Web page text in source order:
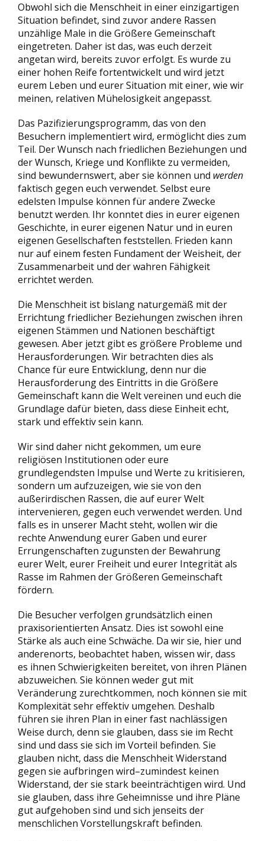
Obwohl sich die Menschheit in einer einzigartigen
Situation befindet, sind zuvor andere Rassen
unzählige Male in die Größere Gemeinschaft
eingetreten. Daher ist das, was euch derzeit
angetan wird, bereits zuvor erfolgt. Es wurde zu
einer hohen Reife fortentwickelt und wird jetzt
eurem Leben und eurer Situation mit einer, wie wir
meinen, relativen Mühelosigkeit angepasst.
Das Pazifizierungsprogramm, das von den
Besuchern implementiert wird, ermöglicht dies zum
Teil. Der Wunsch nach friedlichen Beziehungen und
der Wunsch, Kriege und Konflikte zu vermeiden,
sind bewundernswert, aber sie können und werden
faktisch gegen euch verwendet. Selbst eure
edelsten Impulse können für andere Zwecke
benutzt werden. Ihr konntet dies in eurer eigenen
Geschichte, in eurer eigenen Natur und in euren
eigenen Gesellschaften feststellen. Frieden kann
nur auf einem festen Fundament der Weisheit, der
Zusammenarbeit und der wahren Fähigkeit
errichtet werden.
Die Menschheit ist bislang naturgemäß mit der
Errichtung friedlicher Beziehungen zwischen ihren
eigenen Stämmen und Nationen beschäftigt
gewesen. Aber jetzt gibt es größere Probleme und
Herausforderungen. Wir betrachten dies als
Chance für eure Entwicklung, denn nur die
Herausforderung des Eintritts in die Größere
Gemeinschaft kann die Welt vereinen und euch die
Grundlage dafür bieten, dass diese Einheit echt,
stark und effektiv sein kann.
Wir sind daher nicht gekommen, um eure
religiösen Institutionen oder eure
grundlegendsten Impulse und Werte zu kritisieren,
sondern um aufzuzeigen, wie sie von den
außerirdischen Rassen, die auf eurer Welt
intervenieren, gegen euch verwendet werden. Und
falls es in unserer Macht steht, wollen wir die
rechte Anwendung eurer Gaben und eurer
Errungenschaften zugunsten der Bewahrung
eurer Welt, eurer Freiheit und eurer Integrität als
Rasse im Rahmen der Größeren Gemeinschaft
fördern.
Die Besucher verfolgen grundsätzlich einen
praxisorientierten Ansatz. Dies ist sowohl eine
Stärke als auch eine Schwäche. Da wir sie, hier und
anderenorts, beobachtet haben, wissen wir, dass
es ihnen Schwierigkeiten bereitet, von ihren Plänen
abzuweichen. Sie können weder gut mit
Veränderung zurechtkommen, noch können sie mit
Komplexität sehr effektiv umgehen. Deshalb
führen sie ihren Plan in einer fast nachlässigen
Weise durch, denn sie glauben, dass sie im Recht
sind und dass sie sich im Vorteil befinden. Sie
glauben nicht, dass die Menschheit Widerstand
gegen sie aufbringen wird–zumindest keinen
Widerstand, der sie stark beeinträchtigen wird. Und
sie glauben, dass ihre Geheimnisse und ihre Pläne
gut aufgehoben sind und sich jenseits der
menschlichen Vorstellungskraft befinden.